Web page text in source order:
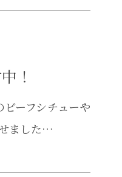
！
ーフシチューや
ました…